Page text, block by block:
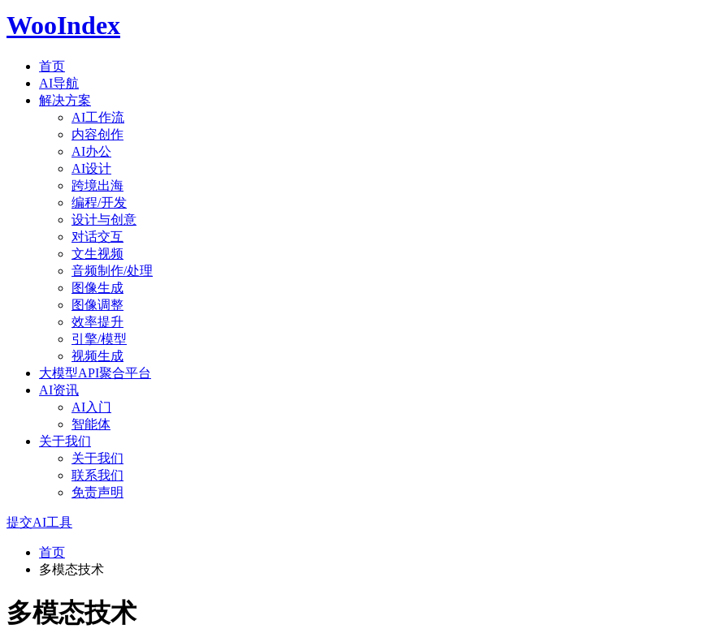
WooIndex
首页
AI导航
解决方案
AI工作流
内容创作
AI办公
AI设计
跨境出海
编程/开发
设计与创意
对话交互
文生视频
音频制作/处理
图像生成
图像调整
效率提升
引擎/模型
视频生成
大模型API聚合平台
AI资讯
AI入门
智能体
关于我们
关于我们
联系我们
免责声明
提交AI工具
首页
多模态技术
多模态技术